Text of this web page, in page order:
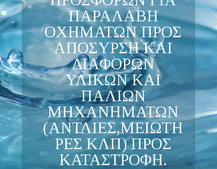
ΠΑΡΑΛΑΒΗ
ΟΧΗΜΑΤΩΝ ΠΡΟΣ
ΑΠΟΣΥΡΣΗ ΚΑΙ
ΔΙΑΦΟΡΩΝ
ΥΛΙΚΩΝ ΚΑΙ
ΠΑΛΙΩΝ
ΜΗΧΑΝΗΜΑΤΩΝ
(ΑΝΤΛΙΕΣ,ΜΕΙΩΤΗ
ΡΕΣ ΚΛΠ) ΠΡΟΣ
ΚΑΤΑΣΤΡΟΦΗ.